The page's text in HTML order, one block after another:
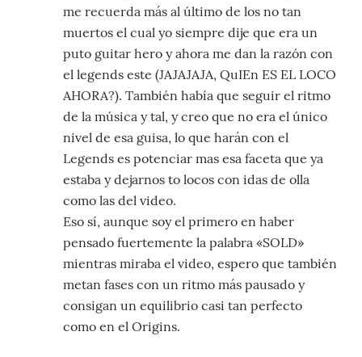
me recuerda más al último de los no tan
muertos el cual yo siempre dije que era un
puto guitar hero y ahora me dan la razón con
el legends este (JAJAJAJA, QuIEn ES EL LOCO
AHORA?). También había que seguir el ritmo
de la música y tal, y creo que no era el único
nivel de esa guisa, lo que harán con el
Legends es potenciar mas esa faceta que ya
estaba y dejarnos to locos con idas de olla
como las del video.
Eso sí, aunque soy el primero en haber
pensado fuertemente la palabra «SOLD»
mientras miraba el video, espero que también
metan fases con un ritmo más pausado y
consigan un equilibrio casi tan perfecto
como en el Origins.